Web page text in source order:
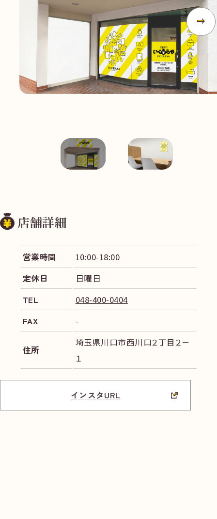
電話で今すぐ無料査定
総合受付 10:00-19:00 （年中無休）/通話料無料
店舗詳細
営業時間
10:00-18:00
定休日
日曜日
TEL
048-400-0404
FAX
-
住所
埼玉県川口市西川口２丁目２－
１
インスタURL